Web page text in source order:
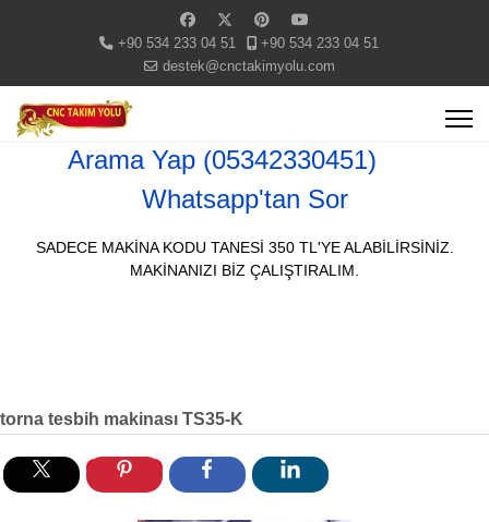
+90 534 233 04 51
+90 534 233 04 51
destek@cnctakimyolu.com
Arama Yap (05342330451)
Whatsapp'tan Sor
SADECE MAKİNA KODU TANESİ 350 TL'YE ALABİLİRSİNİZ.
MAKİNANIZI BİZ ÇALIŞTIRALIM.
torna tesbih makinası TS35-K